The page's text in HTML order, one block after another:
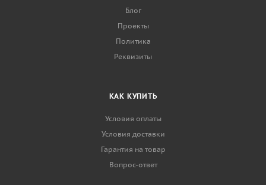
Блог
Проекты
Политика
Реквизиты
КАК КУПИТЬ
Условия оплаты
Условия доставки
Гарантия на товар
Вопрос-ответ